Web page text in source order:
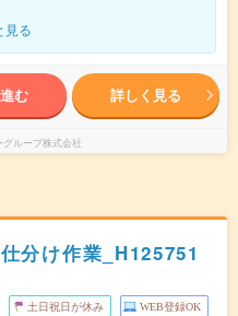
見る
む 詳しく見る
グループ株式会社
分け作業_H125751
土日祝日が休み WEB登録OK